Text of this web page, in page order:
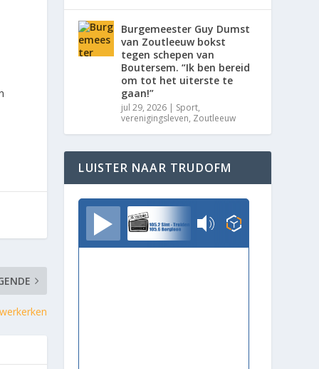
Burgemeester Guy Dumst
van Zoutleeuw bokst
tegen schepen van
Boutersem. “Ik ben bereid
om tot het uiterste te
gaan!”
jul 29, 2026 | Sport,
verenigingsleven, Zoutleeuw
LUISTER NAAR TRUDOFM
TrudoFM